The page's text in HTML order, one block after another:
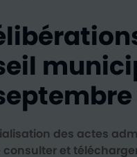
des actes
consulter et